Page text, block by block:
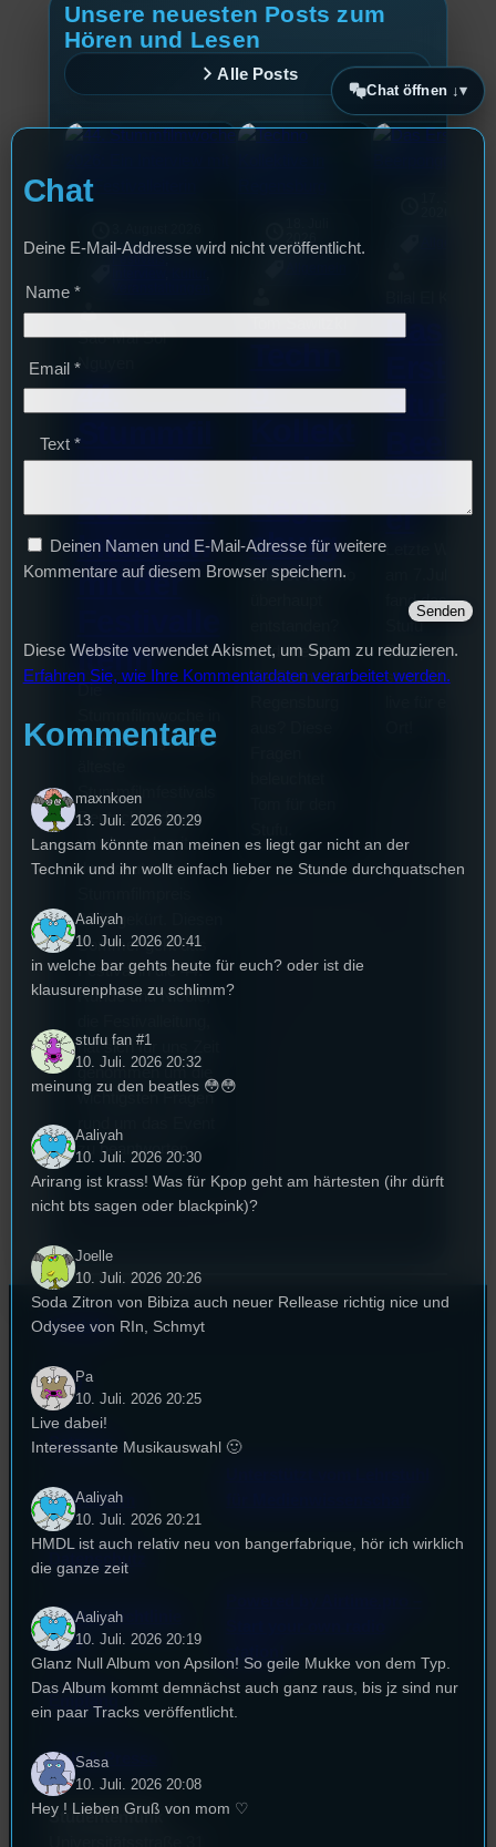
Unsere neuesten Posts zum
Hören und Lesen
Alle Posts
Sao-Mai Sol
Nguyen
44.
Stummfil
mwoche
2026: Ein
Interview
mit der
iterin
Regensburg ist das
Stummfilmfestivals
Deutschland und
wurde auch mit
dem deutschen
2022 gekürt. Diesen
Sommer geht das
Festival in die 44.
Runde und Nicole,
hat sich für uns Zeit
genommen um die
wichtigsten Fragen
zu beantworten.
2026
o
ive in
Regen
sburg
Wie ist Techno
Und wie sieht
die Szene in
Das
Stufu
er
Letzte Woche
fand das erste
Stufu
statt. Bilal war
Kontakt
FAQ
Satzung
Impressum
Datenschutz
Cookie-Richtlinie
(EU)
EPK & Presse
Studentenfunk
Chat öffnen ↓
Chat
Deine E-Mail-Addresse wird nicht veröffentlicht.
Name *
Email *
Text *
Deinen Namen und E-Mail-Adresse für weitere
Kommentare auf diesem Browser speichern.
Diese Website verwendet Akismet, um Spam zu reduzieren.
Erfahren Sie, wie Ihre Kommentardaten verarbeitet werden.
Kommentare
maxnkoen
13. Juli. 2026 20:29
Langsam könnte man meinen es liegt gar nicht an der
Technik und ihr wollt einfach lieber ne Stunde durchquatschen
Aaliyah
10. Juli. 2026 20:41
in welche bar gehts heute für euch? oder ist die
klausurenphase zu schlimm?
stufu fan #1
10. Juli. 2026 20:32
meinung zu den beatles 😳😳
Aaliyah
10. Juli. 2026 20:30
Arirang ist krass! Was für Kpop geht am härtesten (ihr dürft
nicht bts sagen oder blackpink)?
Joelle
10. Juli. 2026 20:26
Soda Zitron von Bibiza auch neuer Rellease richtig nice und
Odysee von RIn, Schmyt
Pa
10. Juli. 2026 20:25
Live dabei!
Interessante Musikauswahl 🙂
Aaliyah
10. Juli. 2026 20:21
HMDL ist auch relativ neu von bangerfabrique, hör ich wirklich
die ganze zeit
Aaliyah
10. Juli. 2026 20:19
Glanz Null Album von Apsilon! So geile Mukke von dem Typ.
Das Album kommt demnächst auch ganz raus, bis jz sind nur
ein paar Tracks veröffentlicht.
Sasa
10. Juli. 2026 20:08
Hey ! Lieben Gruß von mom ♡